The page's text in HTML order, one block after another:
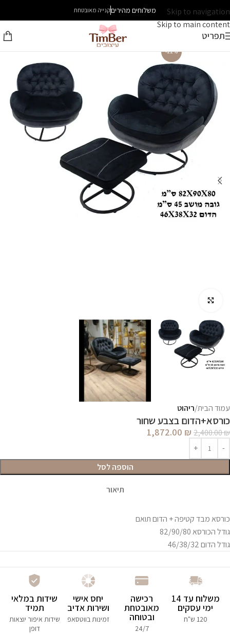
Skip to navigation
Skip to main content
משלוחים מהיריםקנייה מאובטחת
תפריט
עמוד הבית ריהוט
כורסא+הדום בצבע שחור
2,400.00₪
1,872.00 ₪
הוספה לסל
תיאור
כורסא מבד קטיפה + הדום תואם
גודל הכורסא 82/90/80
גודל הדום 46/38/32
-22%
משלוח עד 14
ימי עסקים
120 ש"ח
רכישה
מאובטחת
ובטוחה
24/7
יחס אישי
ושירות אדיב
זמינות בווטסאפ
שידות במלאי
תמיד
שידות איפור יוצאות
דופן